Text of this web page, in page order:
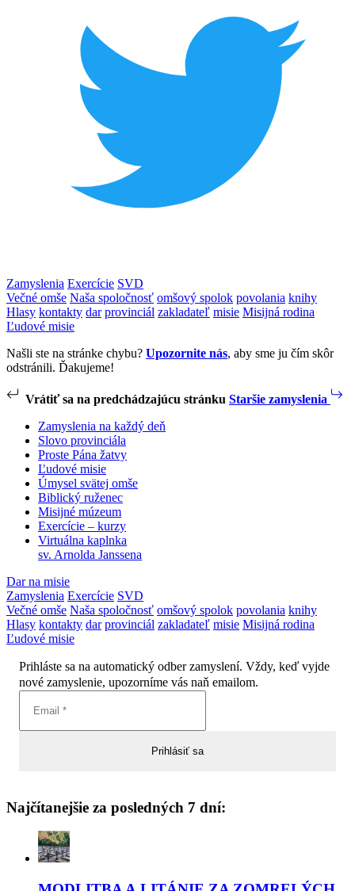
Zamyslenia Exercície SVD
Večné omše Naša spoločnosť omšový spolok povolania knihy
Hlasy kontakty dar provinciál zakladateľ misie Misijná rodina
Ľudové misie
Našli ste na stránke chybu? Upozornite nás, aby sme ju čím skôr
odstránili. Ďakujeme!
Vrátiť sa na predchádzajúcu stránku Staršie zamyslenia
Zamyslenia na každý deň
Slovo provinciála
Proste Pána žatvy
Ľudové misie
Úmysel svätej omše
Biblický ruženec
Misijné múzeum
Exercície – kurzy
Virtuálna kaplnka
sv. Arnolda Janssena
Dar na misie
Zamyslenia Exercície SVD
Večné omše Naša spoločnosť omšový spolok povolania knihy
Hlasy kontakty dar provinciál zakladateľ misie Misijná rodina
Ľudové misie
Prihláste sa na automatický odber zamyslení. Vždy, keď vyjde
nové zamyslenie, upozorníme vás naň emailom.
Najčítanejšie za posledných 7 dní: